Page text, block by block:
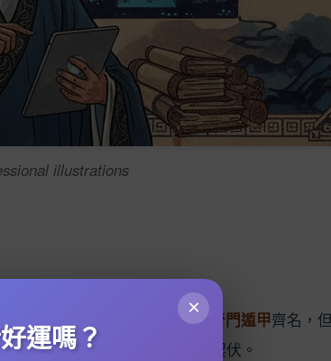
illustrations
命理學 八字分析、 奇門遁甲齊名，
流年運勢，幫你預測人生高低起伏。
×
運嗎？